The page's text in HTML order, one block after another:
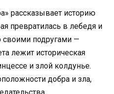
рассказывает историю
превратилась в лебедя и
своими подругами —
лежит историческая
и злой колдунье.
добра и зла,